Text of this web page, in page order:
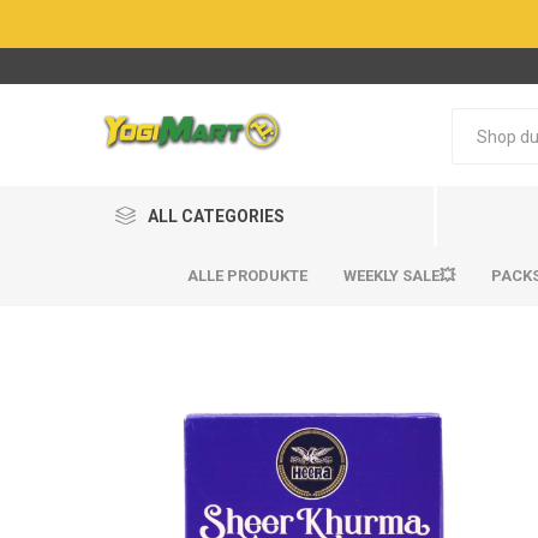
ALL CATEGORIES
ALLE PRODUKTE WEEKLY SALE💥